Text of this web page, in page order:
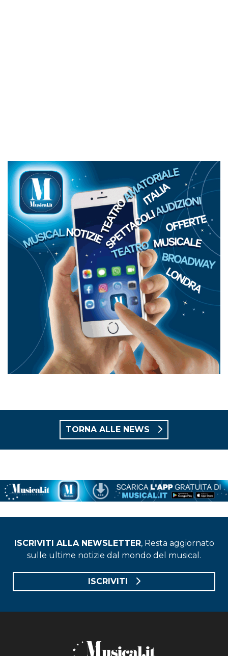
TORNA ALLE NEWS
ISCRIVITI ALLA NEWSLETTER, Resta aggiornato
sulle ultime notizie dal mondo del musical.
ISCRIVITI